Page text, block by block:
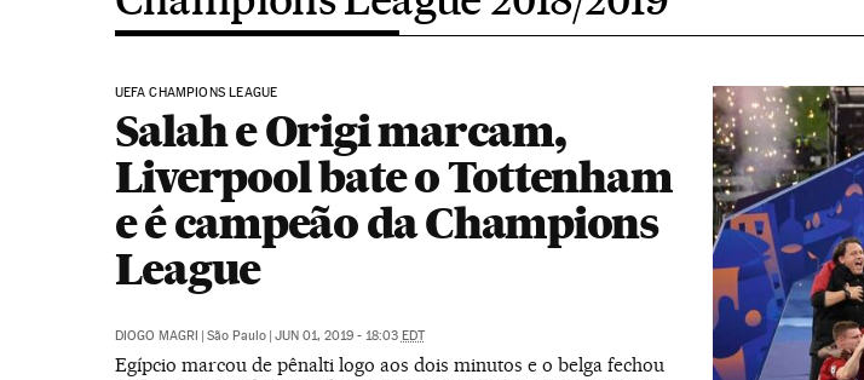
UEFA CHAMPIONS LEAGUE
Salah e Origi marcam,
Liverpool bate o Tottenham
e é campeão da Champions
League
DIOGO MAGRI | São Paulo | JUN 01, 2019 - 18:03 EDT
Egípcio marcou de pênalti logo aos dois minutos e o belga fechou